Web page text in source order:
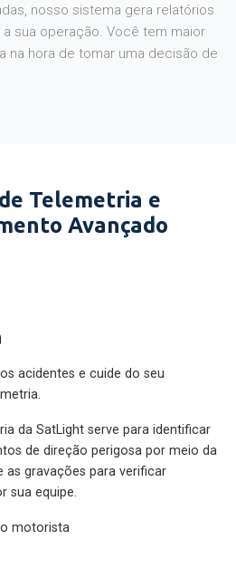
nosso sistema gera relatórios
sua operação. Você tem maior
na hora de tomar uma decisão de
Telemetria e
Avançado
acidentes e cuide do seu
da SatLight serve para identificar
de direção perigosa por meio da
as gravações para verificar
sua equipe.
motorista